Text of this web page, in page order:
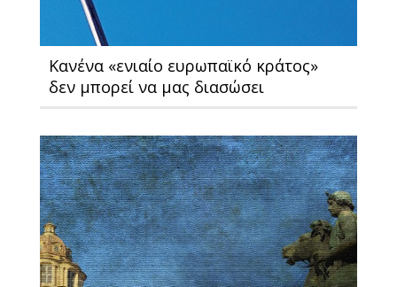
Κανένα «ενιαίο ευρωπαϊκό κράτος»
δεν μπορεί να μας διασώσει